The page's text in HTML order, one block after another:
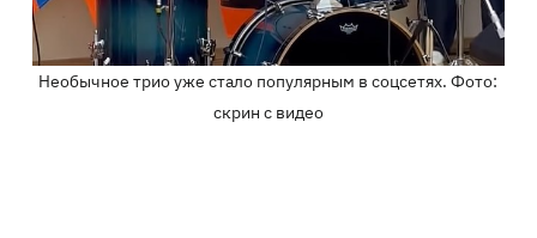
Необычное трио уже стало популярным в соцсетях. Фото:
скрин с видео